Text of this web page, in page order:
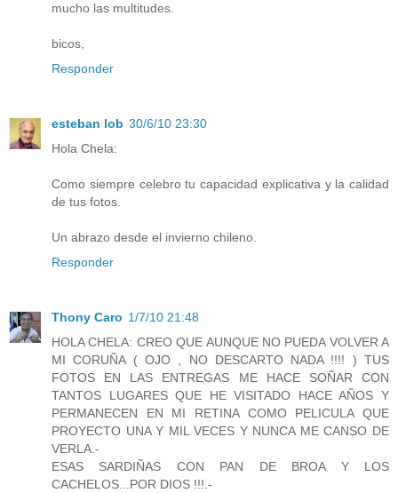
mucho las multitudes.
bicos,
Responder
esteban lob 30/6/10 23:30
Hola Chela:
Como siempre celebro tu capacidad explicativa y la calidad
de tus fotos.
Un abrazo desde el invierno chileno.
Responder
Thony Caro 1/7/10 21:48
HOLA CHELA: CREO QUE AUNQUE NO PUEDA VOLVER A
MI CORUÑA ( OJO , NO DESCARTO NADA !!!! ) TUS
FOTOS EN LAS ENTREGAS ME HACE SOÑAR CON
TANTOS LUGARES QUE HE VISITADO HACE AÑOS Y
PERMANECEN EN MI RETINA COMO PELICULA QUE
PROYECTO UNA Y MIL VECES Y NUNCA ME CANSO DE
VERLA.-
ESAS SARDIÑAS CON PAN DE BROA Y LOS
CACHELOS...POR DIOS !!!.-